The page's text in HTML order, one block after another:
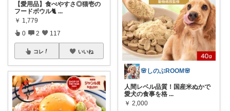
【愛用品】食べやすさ◎猫壱の
フードボウル🐈 ...
￥ 1,779
0 2 117
コレ いいね
🌸しのぶROOM🌸
人間レベル品質！国産米ぬかで
愛犬の食事を格 ...
￥ 2,000